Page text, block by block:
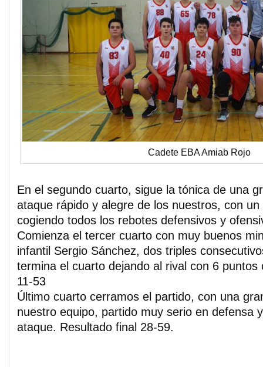
Cadete EBA Amiab Rojo
En el segundo cuarto, sigue la tónica de una
ataque rápido y alegre de los nuestros, con
cogiendo todos los rebotes defensivos y
Comienza el tercer cuarto con muy buenos
infantil Sergio Sánchez, dos triples
termina el cuarto dejando al rival con 6 puntos
11-53
Último cuarto cerramos el partido, con una
nuestro equipo, partido muy serio en defensa
ataque. Resultado final 28-59.